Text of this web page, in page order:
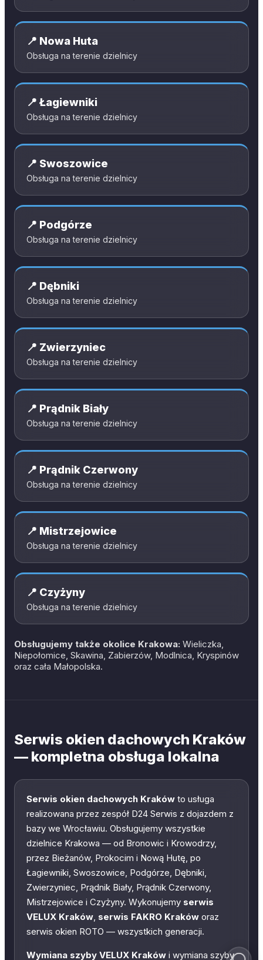
📍 Nowa Huta
Obsługa na terenie dzielnicy
📍 Łagiewniki
Obsługa na terenie dzielnicy
📍 Swoszowice
Obsługa na terenie dzielnicy
📍 Podgórze
Obsługa na terenie dzielnicy
📍 Dębniki
Obsługa na terenie dzielnicy
📍 Zwierzyniec
Obsługa na terenie dzielnicy
📍 Prądnik Biały
Obsługa na terenie dzielnicy
📍 Prądnik Czerwony
Obsługa na terenie dzielnicy
📍 Mistrzejowice
Obsługa na terenie dzielnicy
📍 Czyżyny
Obsługa na terenie dzielnicy
Obsługujemy także okolice Krakowa: Wieliczka,
Niepołomice, Skawina, Zabierzów, Modlnica, Kryspinów
oraz cała Małopolska.
Serwis okien dachowych Kraków
— kompletna obsługa lokalna
Serwis okien dachowych Kraków to usługa
realizowana przez zespół D24 Serwis z dojazdem z
bazy we Wrocławiu. Obsługujemy wszystkie
dzielnice Krakowa — od Bronowic i Krowodrzy,
przez Bieżanów, Prokocim i Nową Hutę, po
Łagiewniki, Swoszowice, Podgórze, Dębniki,
Zwierzyniec, Prądnik Biały, Prądnik Czerwony,
Mistrzejowice i Czyżyny. Wykonujemy serwis
VELUX Kraków, serwis FAKRO Kraków oraz
serwis okien ROTO — wszystkich generacji.
Wymiana szyby VELUX Kraków i wymiana szyby